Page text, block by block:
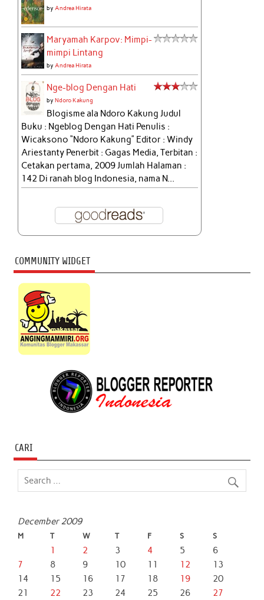
byAndrea Hirata
Maryamah Karpov: Mimpi-
mimpi Lintang
byAndrea Hirata
Nge-blog Dengan Hati
byNdoro Kakung
Blogisme ala Ndoro Kakung Judul
Buku : Ngeblog Dengan Hati Penulis :
Wicaksono “Ndoro Kakung” Editor : Windy
Ariestanty Penerbit : Gagas Media, Terbitan :
Cetakan pertama, 2009 Jumlah Halaman :
142 Di ranah blog Indonesia, nama N...
COMMUNITY WIDGET
CARI
December 2009
M T W T F S S
1 2 3 4 5
6
7
8 9 10 11 12
13
14
15 16 17 18 19
20
21
22 23 24 25 26
27